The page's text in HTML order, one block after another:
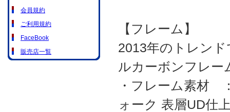
【フレーム】
2013年のトレン
ルカーボンフレー
・フレーム素材
ォーク 表層UD仕
会員規約
ご利用規約
FaceBook
販売店一覧